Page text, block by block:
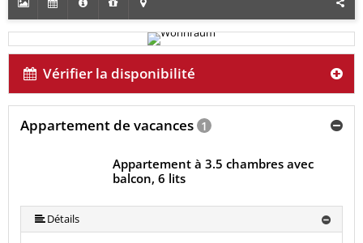
Vérifier la disponibilité
Appartement de vacances 1
Appartement à 3.5 chambres avec
balcon, 6 lits
Détails